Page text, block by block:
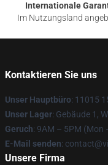
Internationale
Im Nutzungsland
Kontaktieren Sie uns
Unser Hauptbüro: 11015
Unser Lager: Gebäude 1,
Geruch: 9AM – 5PM (Mon
E-Mail senden:
Unsere Firma